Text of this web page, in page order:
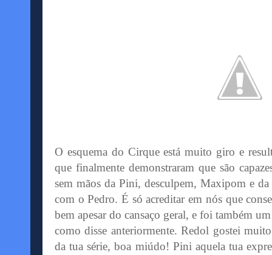
O esquema do Cirqueestá muito giro e
que finalmente demonstraram que são
sem mãos da Pini, desculpem, Maxipom e da
com o Pedro. É só acreditar em nós que
bem apesar do cansaço geral, e foi também
como disse anteriormente.Redol gostei
da tua série, boa miúdo! Pini aquela tua